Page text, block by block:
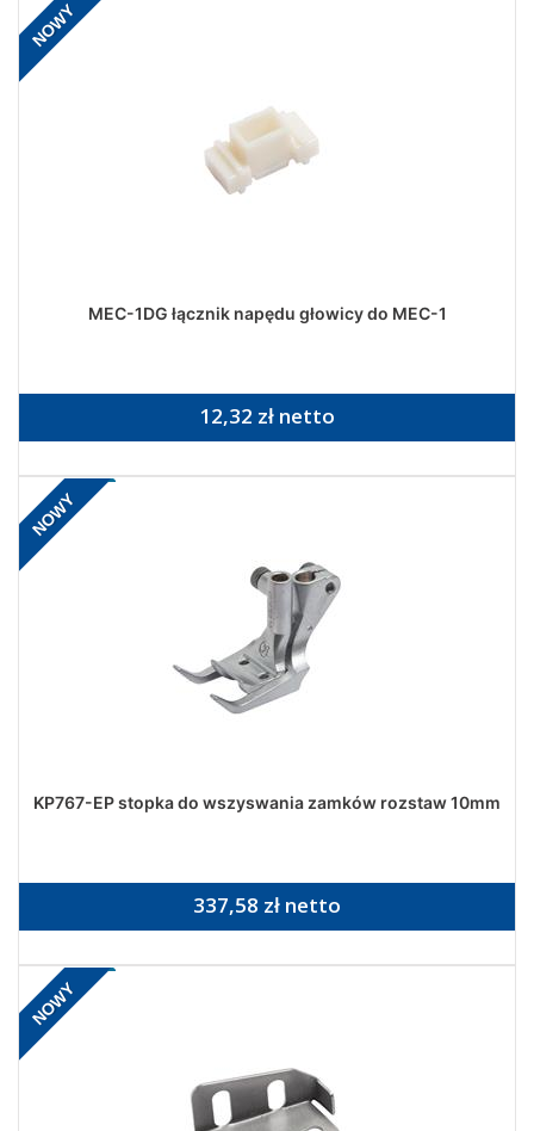
NOWY
MEC-1DG łącznik napędu głowicy do MEC-1
12,32 zł netto
NOWY
KP767-EP stopka do wszyswania zamków rozstaw 10mm
337,58 zł netto
NOWY